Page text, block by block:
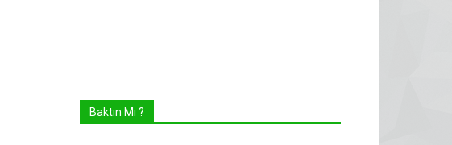
Baktın Mı ?